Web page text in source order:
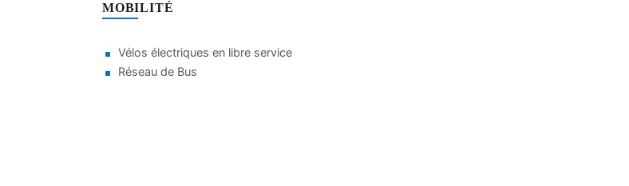
MOBILITÉ
Vélos électriques en libre service
Réseau de Bus